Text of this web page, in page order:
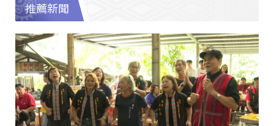
推薦新聞